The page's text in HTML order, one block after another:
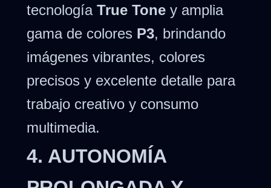
tecnología True Tone y amplia
gama de colores P3, brindando
imágenes vibrantes, colores
precisos y excelente detalle para
trabajo creativo y consumo
multimedia.
4. AUTONOMÍA